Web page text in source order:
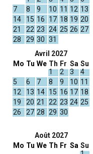
7
8 9 10 11 12 13
14
15 16 17 18 19 20
21
22 23 24 25 26 27
28
29 30 31
Avril 2027
Mo Tu We Th
1
Fr
2
Sa
3
Su
4
5
6 7 8 9 10 11
12
13 14 15 16 17 18
19
20 21 22 23 24 25
26
27 28 29 30
Août 2027
Mo Tu We Th Fr Sa Su